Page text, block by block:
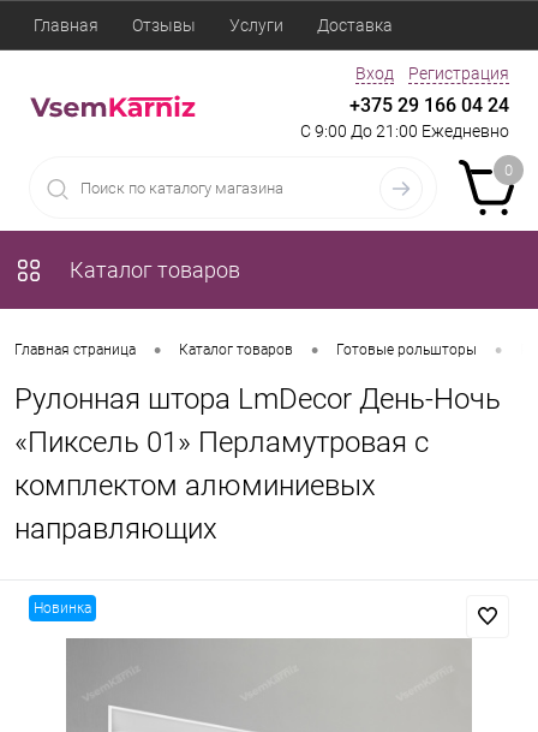
Главная Отзывы Услуги Доставка
Вход Регистрация
+375 29 166 04 24
С 9:00 До 21:00 Ежедневно
0
Каталог товаров
Главная страница • Каталог товаров • Готовые рольшторы •
Рулонная штора LmDecor День-Ночь
«Пиксель 01» Перламутровая с
комплектом алюминиевых
направляющих
Новинка